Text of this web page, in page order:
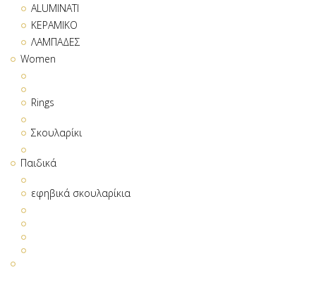
ALUMINATI
ΚΕΡΑΜΙΚΟ
ΛΑΜΠΑΔΕΣ
Women
Rings
Σκουλαρίκι
Παιδικά
εφηβικά σκουλαρίκια